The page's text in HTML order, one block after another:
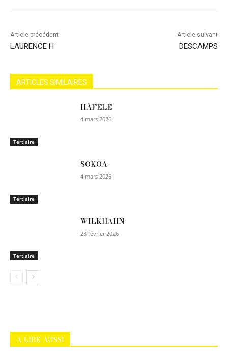
Article précédent
LAURENCE H
Article suivant
DESCAMPS
ARTICLES SIMILAIRES
Tertiaire
HÄFELE
4 mars 2026
Tertiaire
SOKOA
4 mars 2026
Tertiaire
WILKHAHN
23 février 2026
A LIRE AUSSI